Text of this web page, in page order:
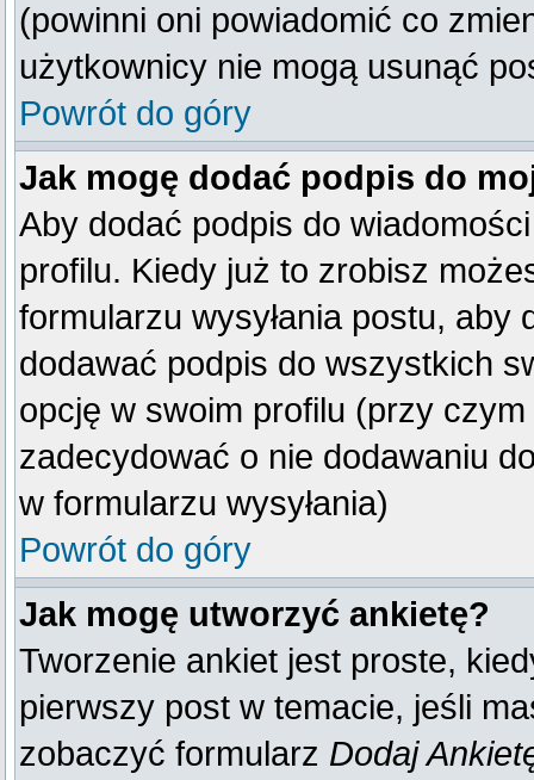
(powinni oni powiadomić co
użytkownicy nie mogą usunąć
Powrót do góry
Jak mogę dodać podpis do
Aby dodać podpis do
profilu. Kiedy już to zrobisz
formularzu wysyłania postu,
dodawać podpis do wszystkich
opcję w swoim profilu (przy
zadecydować o nie dodawaniu
w formularzu wysyłania)
Powrót do góry
Jak mogę utworzyć ankietę?
Tworzenie ankiet jest proste,
pierwszy post w temacie, jeśli
zobaczyć formularz Dodaj